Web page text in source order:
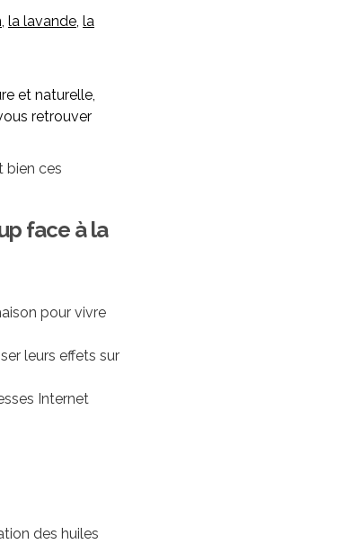
, la lavande, la
et naturelle,
retrouver
bien ces
face à la
pour vivre
leurs effets sur
Internet
des huiles